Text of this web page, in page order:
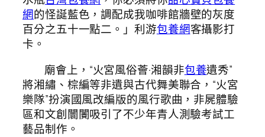
網的怪誕藍色，調配成我咖啡館牆壁的灰度
百分之五十一點二。」利游包養網客攝影打
卡。
廟會上，“火宮風俗薈·湘韻非包養遺秀”
將湘繡、棕編等非遺與古代舞美聯合，“火宮
樂隊”扮演國風改編版的風行歌曲，非屍體驗
區和文創闤闠吸引了不少年青人測驗考試工
藝品制作。